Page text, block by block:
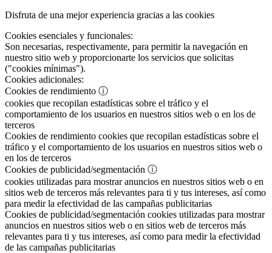
Disfruta de una mejor experiencia gracias a las cookies
Cookies esenciales y funcionales:
Son necesarias, respectivamente, para permitir la navegación en
nuestro sitio web y proporcionarte los servicios que solicitas
("cookies mínimas").
Cookies adicionales:
Cookies de rendimiento ⓘ
cookies que recopilan estadísticas sobre el tráfico y el
comportamiento de los usuarios en nuestros sitios web o en los de
terceros
Cookies de rendimiento cookies que recopilan estadísticas sobre el
tráfico y el comportamiento de los usuarios en nuestros sitios web o
en los de terceros
Cookies de publicidad/segmentación ⓘ
cookies utilizadas para mostrar anuncios en nuestros sitios web o en
sitios web de terceros más relevantes para ti y tus intereses, así como
para medir la efectividad de las campañas publicitarias
Cookies de publicidad/segmentación cookies utilizadas para mostrar
anuncios en nuestros sitios web o en sitios web de terceros más
relevantes para ti y tus intereses, así como para medir la efectividad
de las campañas publicitarias